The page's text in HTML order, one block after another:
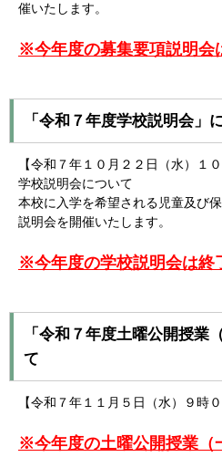
催いたします。
※今年度の募集要項説明会
「令和７年度学校説明会」
【令和７年１０月２２日（水）１
学校説明会について
本校に入学を希望される児童及び
説明会を開催いたします。
※今年度の学校説明会は終
「令和７年度土曜公開授業
て
【令和７年１１月５日（水）９時０
※今年度の土曜公開授業（